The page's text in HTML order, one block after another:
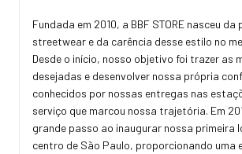
Fundada em 2010, a BBF STORE nasceu da
streetwear e da carência desse estilo no
Desde o início, nosso objetivo foi trazer as
desejadas e desenvolver nossa própria
conhecidos por nossas entregas nas
serviço que marcou nossa trajetória. Em
grande passo ao inaugurar nossa primeira
centro de São Paulo, proporcionando uma